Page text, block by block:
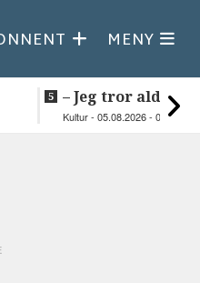
MENY
–⁠ Jeg tror aldri
så vakker natur
Kultur - 05.08.2026 - 09:20